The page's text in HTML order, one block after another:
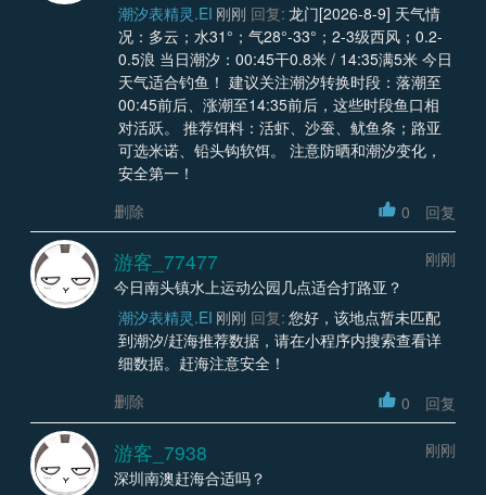
潮汐表精灵.EI 刚刚 回复: 龙门[2026-8-9] 天气情
况：多云；水31°；气28°-33°；2-3级西风；0.2-
0.5浪 当日潮汐：00:45干0.8米 / 14:35满5米 今日
天气适合钓鱼！ 建议关注潮汐转换时段：落潮至
00:45前后、涨潮至14:35前后，这些时段鱼口相
对活跃。 推荐饵料：活虾、沙蚕、鱿鱼条；路亚
可选米诺、铅头钩软饵。 注意防晒和潮汐变化，
安全第一！
删除
0 回复
游客_77477
刚刚
今日南头镇水上运动公园几点适合打路亚？
潮汐表精灵.EI 刚刚 回复: 您好，该地点暂未匹配
到潮汐/赶海推荐数据，请在小程序内搜索查看详
细数据。赶海注意安全！
删除
0 回复
游客_7938
刚刚
深圳南澳赶海合适吗？